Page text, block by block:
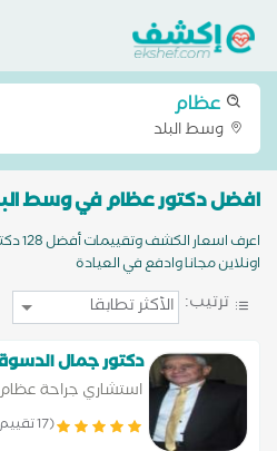
عظام
وسط البلد
افضل دكتور عظام في وسط
اعرف
اونلاين مجانا وادفع في العيادة
ترتيب:
دكتور جمال
استشاري جراحة عظام
(17 تقييم)